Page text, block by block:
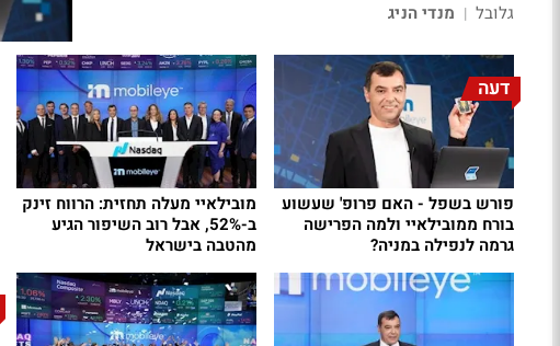
גלובל | מנדי הניג
דעה
פורש בשפל - האם פרופ' שעשוע
בורח ממובילאיי ולמה הפרישה
גרמה לנפילה במניה?
מובילאיי מעלה תחזית: הרווח זינק
ב-52%, אבל רוב השיפור הגיע
מהטבה בישראל